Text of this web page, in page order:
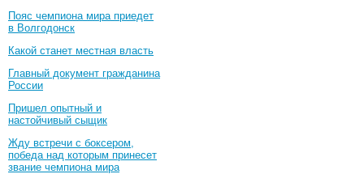
Пояс чемпиона мира приедет
в Волгодонск
Какой станет местная власть
Главный документ гражданина
России
Пришел опытный и
настойчивый сыщик
Жду встречи с боксером,
победа над которым принесет
звание чемпиона мира